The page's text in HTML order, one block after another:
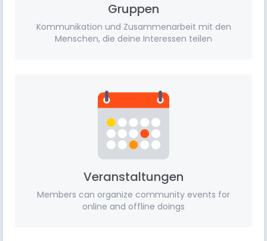
Gruppen
Kommunikation und Zusammenarbeit mit den
Menschen, die deine Interessen teilen
Veranstaltungen
Members can organize community events for
online and offline doings